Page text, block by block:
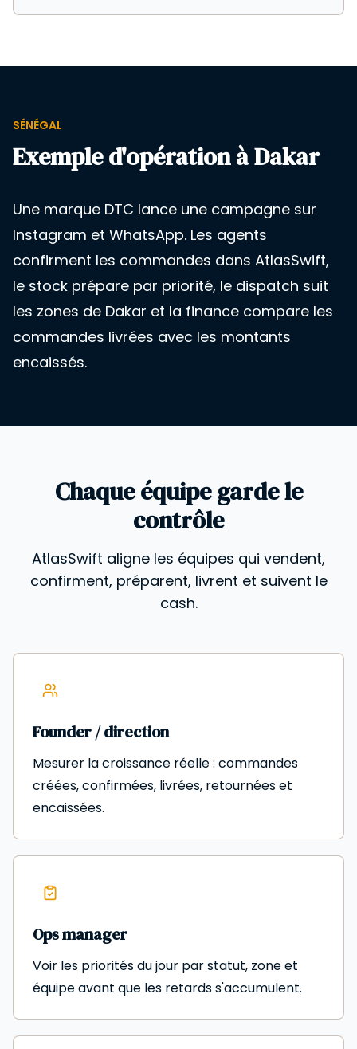
SÉNÉGAL
Exemple d'opération à Dakar
Une marque DTC lance une campagne sur
Instagram et WhatsApp. Les agents
confirment les commandes dans AtlasSwift,
le stock prépare par priorité, le dispatch suit
les zones de Dakar et la finance compare les
commandes livrées avec les montants
encaissés.
Chaque équipe garde le
contrôle
AtlasSwift aligne les équipes qui vendent,
confirment, préparent, livrent et suivent le
cash.
Founder / direction
Mesurer la croissance réelle : commandes
créées, confirmées, livrées, retournées et
encaissées.
Ops manager
Voir les priorités du jour par statut, zone et
équipe avant que les retards s'accumulent.